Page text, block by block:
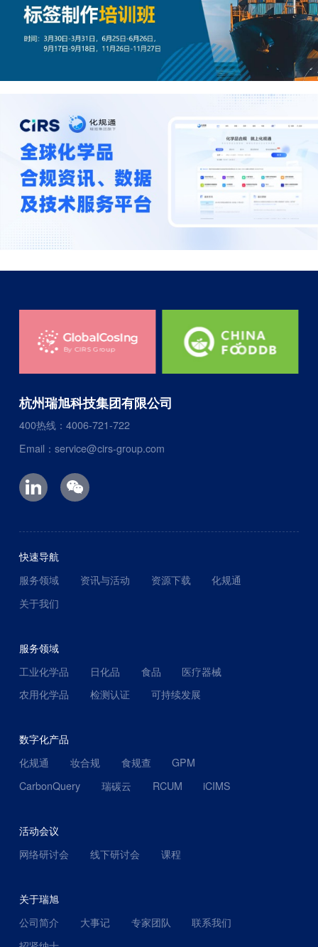
杭州瑞旭科技集团有限公司
400热线：4006-721-722
Email：service@cirs-group.com
快速导航
服务领域
资讯与活动 资源下载
化规通
关于我们
服务领域
工业化学品
日化品 食品
医疗器械
农用化学品
检测认证 可持续发展
数字化产品
化规通
妆合规 食规查
GPM
CarbonQuery
瑞碳云 RCUM iCIMS
活动会议
网络研讨会
线下研讨会 课程
关于瑞旭
公司简介
大事记 专家团队
联系我们